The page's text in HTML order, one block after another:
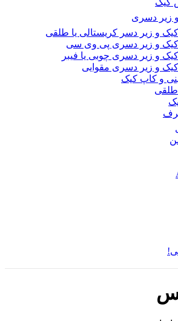
کیک
زیر دسری
و زیر دسر کریستالی یا طلقی
کیک و زیر دسری پی وی سی
و زیر دسری چوبی یا فیبر
کیک و زیر دسری مقوایی
و کاپ کیک
طلقی